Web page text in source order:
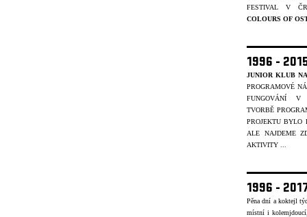
FESTIVAL V
COLOURS OF
1996 -
JUNIOR KLUB
PROGRAMOVÉ
FUNGOVÁNÍ
TVORBĚ
PROJEKTU BYLO
ALE NAJDEME
AKTIVITY ...
1996 -
Pěna dní a koktejl
místní i